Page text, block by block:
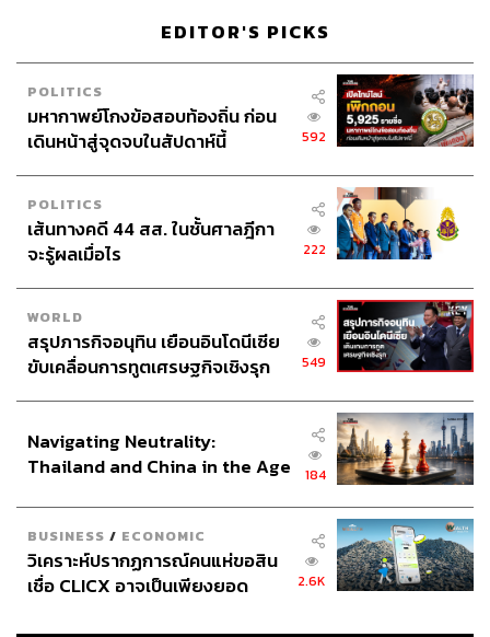
EDITOR'S PICKS
POLITICS
มหากาพย์โกงข้อสอบท้องถิ่น ก่อน
เดินหน้าสู่จุดจบในสัปดาห์นี้
592
POLITICS
เส้นทางคดี 44 สส. ในชั้นศาลฎีกา
จะรู้ผลเมื่อไร
222
WORLD
สรุปภารกิจอนุทิน เยือนอินโดนีเซีย
ขับเคลื่อนการทูตเศรษฐกิจเชิงรุก
549
Navigating Neutrality:
Thailand and China in the Age
184
BUSINESS / ECONOMIC
วิเคราะห์ปรากฏการณ์คนแห่ขอสิน
เชื่อ CLICX อาจเป็นเพียงยอด
2.6K